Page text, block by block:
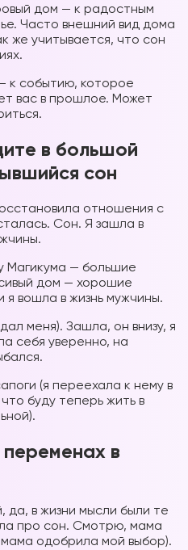
дом — к радостным
Часто внешний вид дома
же учитывается, что сон
к событию, которое
вас в прошлое. Может
в большой
сон
отношения с
Сон. Я зашла в
Магикума — большие
дом — хорошие
вошла в жизнь мужчины.
меня). Зашла, он внизу, я
себя уверенно, на
(я переехала к нему в
буду теперь жить в
в
да, в жизни мысли были те
про сон. Смотрю, мама
одобрила мой выбор).